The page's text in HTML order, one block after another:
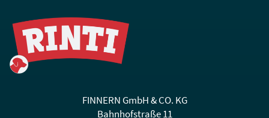
FINNERN GmbH & CO. KG
Bahnhofstraße 11